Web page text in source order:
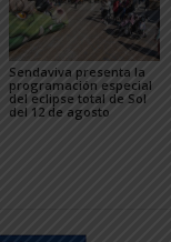
Sendaviva presenta la
programación especial
del eclipse total de Sol
del 12 de agosto